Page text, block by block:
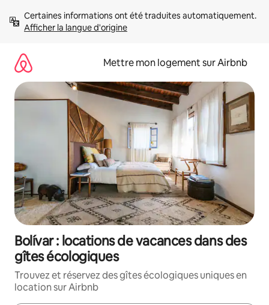
directement
Afficher la langue d'origine
Mettre mon logement sur Airbnb
Bolívar : locations de vacances dans des
gîtes écologiques
Trouvez et réservez des gîtes écologiques uniques en
location sur Airbnb